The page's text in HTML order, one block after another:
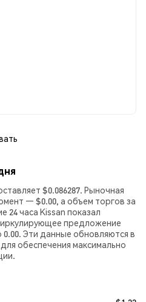
$0.086287. Рыночная
— $0.00, а объем торгов за
24 часа Kissan показал
предложение
Эти данные обновляются в
обеспечения максимально